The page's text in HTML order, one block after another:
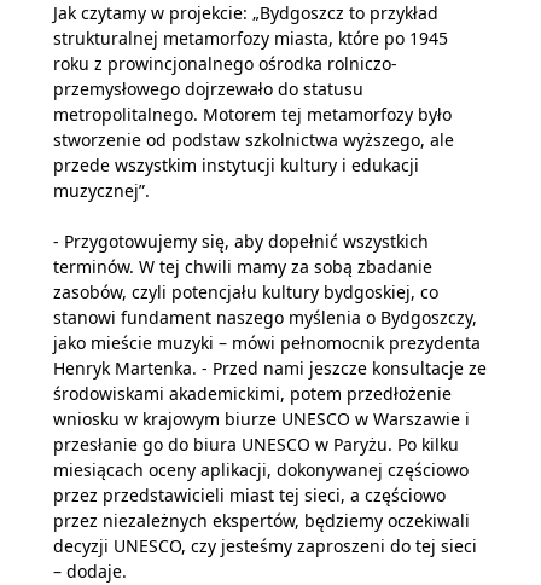
Jak czytamy w projekcie: „Bydgoszcz to przykład
strukturalnej metamorfozy miasta, które po 1945
roku z prowincjonalnego ośrodka rolniczo-
przemysłowego dojrzewało do statusu
metropolitalnego. Motorem tej metamorfozy było
stworzenie od podstaw szkolnictwa wyższego, ale
przede wszystkim instytucji kultury i edukacji
muzycznej”.
- Przygotowujemy się, aby dopełnić wszystkich
terminów. W tej chwili mamy za sobą zbadanie
zasobów, czyli potencjału kultury bydgoskiej, co
stanowi fundament naszego myślenia o Bydgoszczy,
jako mieście muzyki – mówi pełnomocnik prezydenta
Henryk Martenka. - Przed nami jeszcze konsultacje ze
środowiskami akademickimi, potem przedłożenie
wniosku w krajowym biurze UNESCO w Warszawie i
przesłanie go do biura UNESCO w Paryżu. Po kilku
miesiącach oceny aplikacji, dokonywanej częściowo
przez przedstawicieli miast tej sieci, a częściowo
przez niezależnych ekspertów, będziemy oczekiwali
decyzji UNESCO, czy jesteśmy zaproszeni do tej sieci
– dodaje.